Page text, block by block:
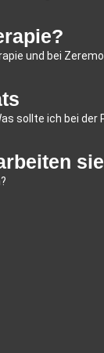
und bei
sollte ich bei der